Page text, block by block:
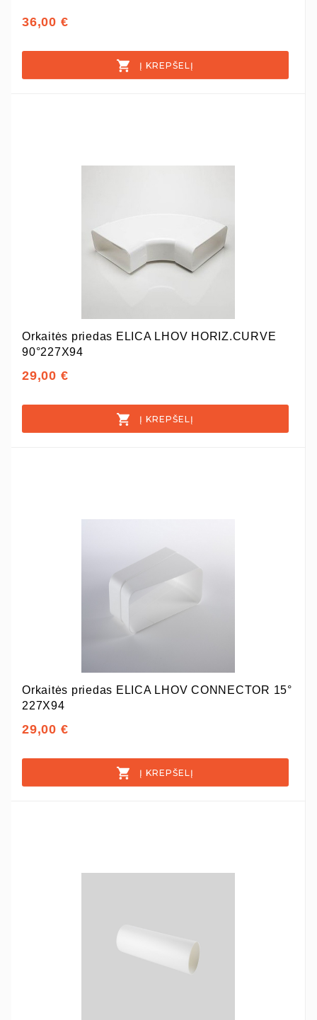
36,00 €
Į KREPŠELĮ
Orkaitės priedas ELICA LHOV HORIZ.CURVE
90°227X94
29,00 €
Į KREPŠELĮ
Orkaitės priedas ELICA LHOV CONNECTOR 15°
227X94
29,00 €
Į KREPŠELĮ